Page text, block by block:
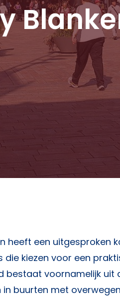
heeft een uitgesproken
kiezen voor een
bestaat voornamelijk uit
buurten met